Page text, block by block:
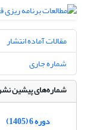
مقالات آماده انتشار
شماره جاری
شماره‌های پیشین
دوره 6 (1405)